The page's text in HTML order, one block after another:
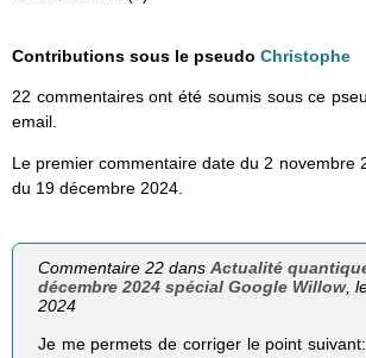
Contributions sous le pseudo Christophe
22 commentaires ont été soumis sous ce
email.
Le premier commentaire date du 2 novembre
du 19 décembre 2024.
Commentaire 22 dansActualité
décembre 2024 spécial Google Willow,
2024
Je me permets de corriger le point